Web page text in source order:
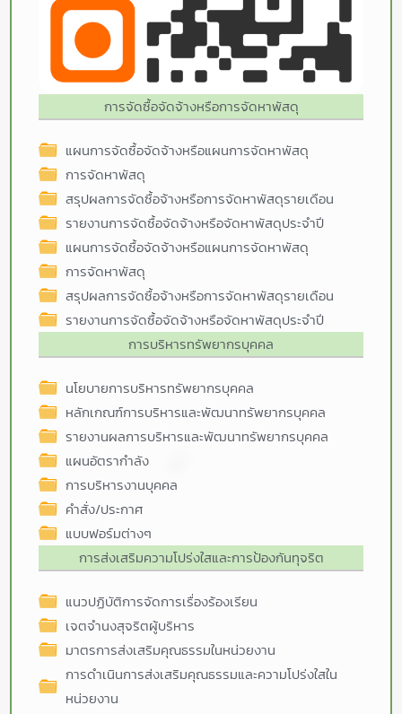
การจัดซื้อจัดจ้างหรือการจัดหาพัสดุ
แผนการจัดซื้อจัดจ้างหรือแผนการจัดหาพัสดุ
การจัดหาพัสดุ
สรุปผลการจัดซื้อจ้างหรือการจัดหาพัสดุรายเดือน
รายงานการจัดซื้อจัดจ้างหรือจัดหาพัสดุประจำปี
แผนการจัดซื้อจัดจ้างหรือแผนการจัดหาพัสดุ
การจัดหาพัสดุ
สรุปผลการจัดซื้อจ้างหรือการจัดหาพัสดุรายเดือน
รายงานการจัดซื้อจัดจ้างหรือจัดหาพัสดุประจำปี
การบริหารทรัพยากรบุคคล
นโยบายการบริหารทรัพยากรบุคคล
หลักเกณฑ์การบริหารและพัฒนาทรัพยากรบุคคล
รายงานผลการบริหารและพัฒนาทรัพยากรบุคคล
แผนอัตรากำลัง
การบริหารงานบุคคล
คำสั่ง/ประกาศ
แบบฟอร์มต่างๆ
การส่งเสริมความโปร่งใสและการป้องกันทุจริต
แนวปฏิบัติการจัดการเรื่องร้องเรียน
เจตจำนงสุจริตผู้บริหาร
มาตรการส่งเสริมคุณธรรมในหน่วยงาน
การดำเนินการส่งเสริมคุณธรรมและความโปร่งใสใน
หน่วยงาน